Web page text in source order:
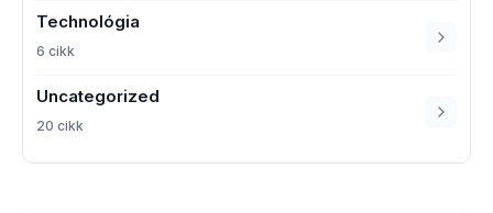
Technológia
6 cikk
Uncategorized
20 cikk